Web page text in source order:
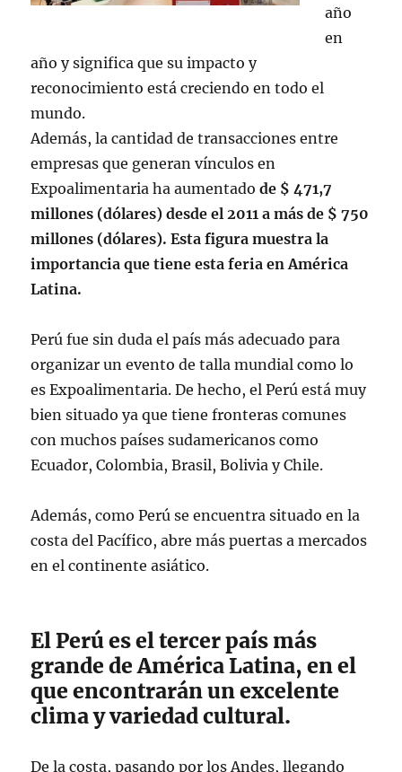
año
en
año y significa que su impacto y
reconocimiento está creciendo en todo el
mundo.
Además, la cantidad de transacciones entre
empresas que generan vínculos en
Expoalimentaria ha aumentadode $ 471,7
millones (dólares) desde el 2011 a más de $ 750
millones (dólares). Esta figura muestra la
importancia que tiene esta feria en América
Latina.
Perú fue sin duda el país más adecuado para
organizar un evento de talla mundial como lo
es Expoalimentaria. De hecho, el Perú está muy
bien situado ya que tiene fronteras comunes
con muchos países sudamericanos como
Ecuador, Colombia, Brasil, Bolivia y Chile.
Además, como Perú se encuentra situado en la
costa del Pacífico, abre más puertas a mercados
en el continente asiático.
El Perú es el tercer país más
grande de América Latina, en el
que encontrarán un excelente
clima y variedad cultural.
De la costa, pasando por los Andes, llegando